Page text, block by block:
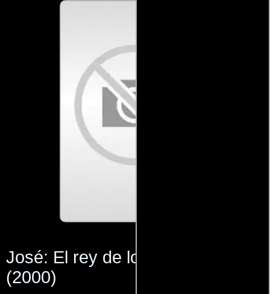
José: El rey de los sueños
(2000)